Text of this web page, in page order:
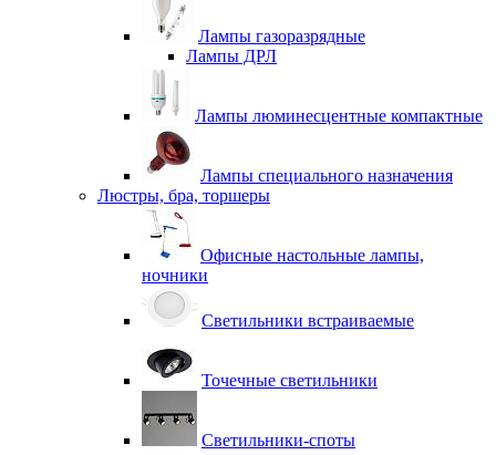
Лампы газоразрядные
Лампы ДРЛ
Лампы люминесцентные компактные
Лампы специального назначения
Люстры, бра, торшеры
Офисные настольные лампы,
ночники
Светильники встраиваемые
Точечные светильники
Светильники-споты